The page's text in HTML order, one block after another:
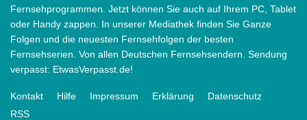
Fernsehprogrammen. Jetzt können Sie auch auf Ihrem PC, Tablet
oder Handy zappen. In unserer Mediathek finden Sie Ganze
Folgen und die neuesten Fernsehfolgen der besten
Fernsehserien. Von allen Deutschen Fernsehsendern. Sendung
verpasst: EtwasVerpasst.de!
Kontakt Hilfe Impressum Erklärung
Datenschutz
RSS